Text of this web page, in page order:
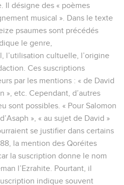
Il désigne des « poèmes
musical ». Dans le texte
psaumes sont précédés
le genre,
l’utilisation cultuelle, l’origine
Ces suscriptions
par les mentions : « de David
», etc. Cependant, d’autres
sont possibles. « Pour Salomon
», « au sujet de David »
se justifier dans certains
la mention des Qoréites
la suscription donne le nom
l’Ezrahite. Pourtant, il
indique souvent